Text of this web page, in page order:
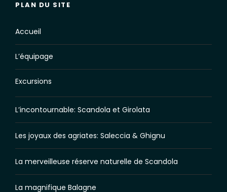
PLAN DU SITE
Accueil
L’équipage
Excursions
L’incontournable: Scandola et Girolata
Les joyaux des agriates: Saleccia & Ghignu
La merveilleuse réserve naturelle de Scandola
La magnifique Balagne